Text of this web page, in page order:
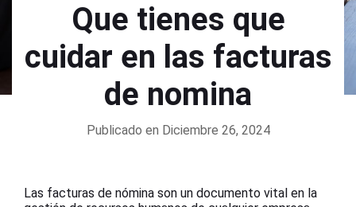
Que tienes que
cuidar en las facturas
de nomina
Publicado en Diciembre 26, 2024
Las facturas de nómina son un documento vital en la